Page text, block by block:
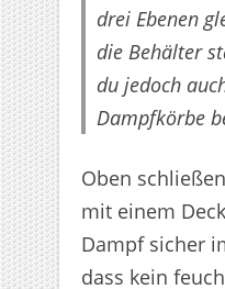
drei Ebenen
die Behälter
du jedoch
Dampfkörbe
Oben
mit einem
Dampf sicher
dass kein